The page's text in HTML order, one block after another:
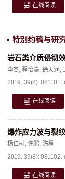
在线阅读
特别约稿与研
岩石类介质侵彻
李杰, 程怡豪, 徐天涵,
2019, 39(8): 081101.
在线阅读
爆炸应力波与裂
杨仁树, 许鹏, 陈程
2019, 39(8): 081102.
在线阅读